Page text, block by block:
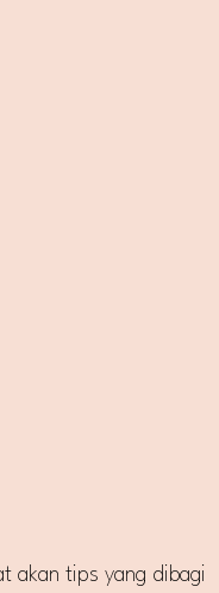
akan tips yang dibagi